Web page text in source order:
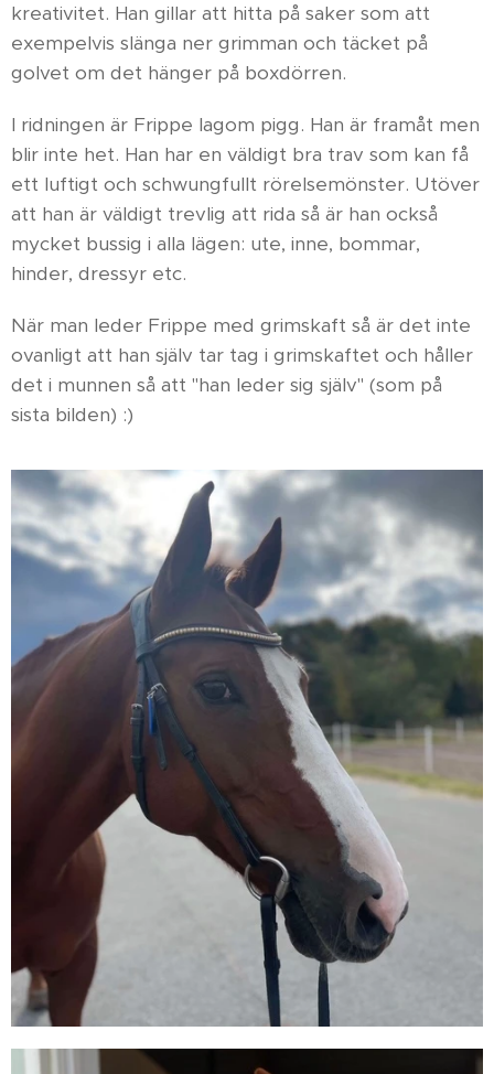
kreativitet. Han gillar att hitta på saker som att
exempelvis slänga ner grimman och täcket på
golvet om det hänger på boxdörren.
I ridningen är Frippe lagom pigg. Han är framåt men
blir inte het. Han har en väldigt bra trav som kan få
ett luftigt och schwungfullt rörelsemönster. Utöver
att han är väldigt trevlig att rida så är han också
mycket bussig i alla lägen: ute, inne, bommar,
hinder, dressyr etc.
När man leder Frippe med grimskaft så är det inte
ovanligt att han själv tar tag i grimskaftet och håller
det i munnen så att "han leder sig själv" (som på
sista bilden) :)